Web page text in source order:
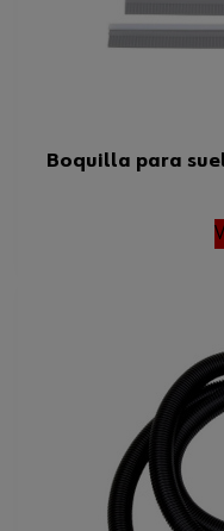
Boquilla para